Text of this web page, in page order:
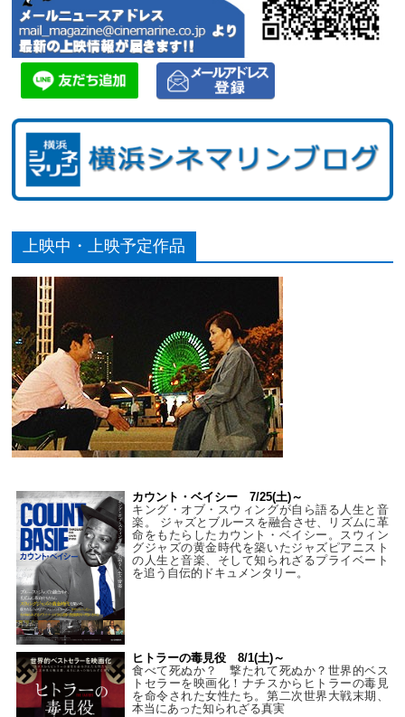
上映中・上映予定作品
カウント・ベイシー 7/25(土)～
キング・オブ・スウィングが自ら語る人生と音
楽。 ジャズとブルースを融合させ、リズムに革
命をもたらしたカウント・ベイシー。スウィン
グジャズの黄金時代を築いたジャズピアニスト
の人生と音楽、そして知られざるプライベート
を追う自伝的ドキュメンタリー。
ヒトラーの毒見役 8/1(土)～
食べて死ぬか？ 撃たれて死ぬか？世界的ベス
トセラーを映画化！ナチスからヒトラーの毒見
を命令された女性たち。第二次世界大戦末期、
本当にあった知られざる真実